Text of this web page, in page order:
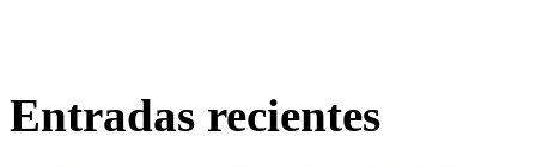
Entradas recientes